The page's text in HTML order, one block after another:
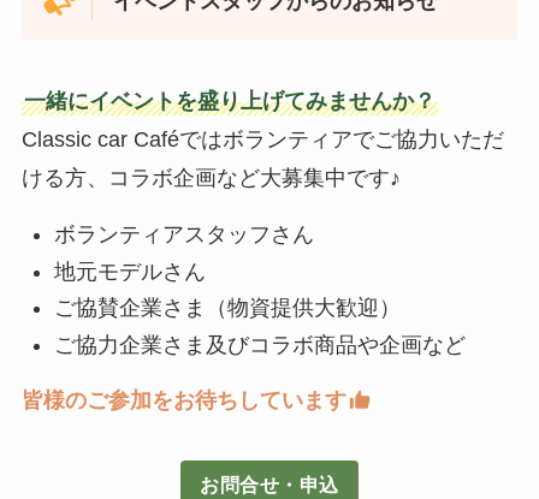
一緒にイベントを盛り上げてみませんか？
Classic car Caféではボランティアでご協力いただ
ける方、コラボ企画など大募集中です♪
ボランティアスタッフさん
地元モデルさん
ご協賛企業さま（物資提供大歓迎）
ご協力企業さま及びコラボ商品や企画など
皆様のご参加をお待ちしています
お問合せ・申込